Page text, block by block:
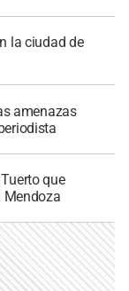
la ciudad de
amenazas
que
Mendoza